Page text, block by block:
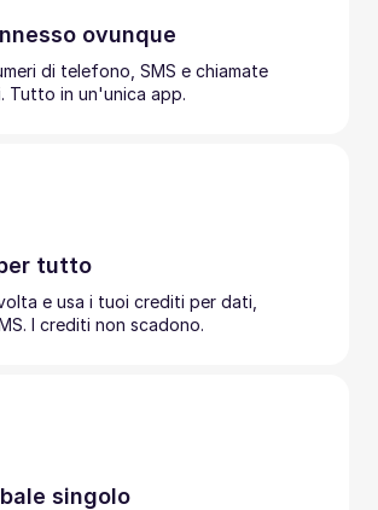
ovunque
di telefono, SMS e chiamate
Tutto in un'unica app.
tutto
e usa i tuoi crediti per dati,
I crediti non scadono.
singolo